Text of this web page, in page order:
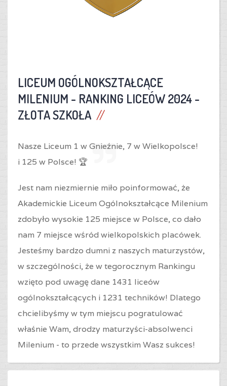
LICEUM OGÓLNOKSZTAŁCĄCE
MILENIUM - RANKING LICEÓW 2024 -
ZŁOTA SZKOŁA
Nasze Liceum 1 w Gnieźnie, 7 w Wielkopolsce!
i 125 w Polsce! 🏆
Jest nam niezmiernie miło poinformować, że
Akademickie Liceum Ogólnokształcące Milenium
zdobyło wysokie 125 miejsce w Polsce, co dało
nam 7 miejsce wśród wielkopolskich placówek.
Jesteśmy bardzo dumni z naszych maturzystów,
w szczególności, że w tegorocznym Rankingu
wzięto pod uwagę dane 1431 liceów
ogólnokształcących i 1231 techników! Dlatego
chcielibyśmy w tym miejscu pogratulować
właśnie Wam, drodzy maturzyści-absolwenci
Milenium - to przede wszystkim Wasz sukces!